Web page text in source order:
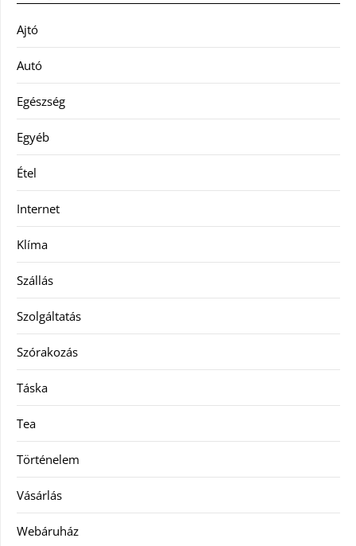
Ajtó
Autó
Egészség
Egyéb
Étel
Internet
Klíma
Szállás
Szolgáltatás
Szórakozás
Táska
Tea
Történelem
Vásárlás
Webáruház